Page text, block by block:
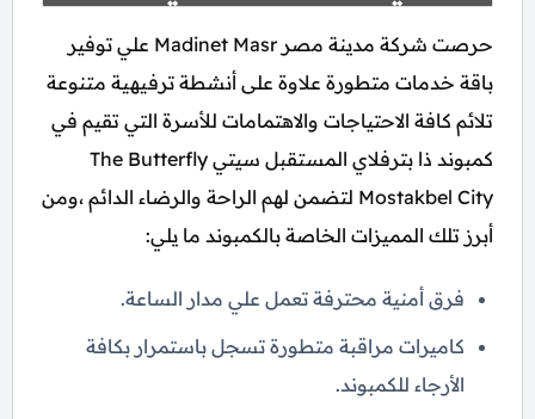
حرصت شركة مدينة مصر Madinet Masr علي توفير
باقة خدمات متطورة علاوة على أنشطة ترفيهية متنوعة
تلائم كافة الاحتياجات والاهتمامات للأسرة التي تقيم في
كمبوند ذا بترفلاي المستقبل سيتي The Butterfly
Mostakbel City لتضمن لهم الراحة والرضاء الدائم ،ومن
أبرز تلك المميزات الخاصة بالكمبوند ما يلي:
فرق أمنية محترفة تعمل علي مدار الساعة.
كاميرات مراقبة متطورة تسجل باستمرار بكافة
الأرجاء للكمبوند.